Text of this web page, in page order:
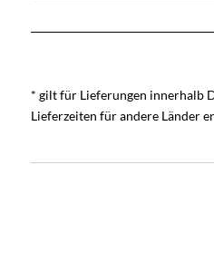
* gilt für Lieferungen innerhalb
Lieferzeiten für andere Länder